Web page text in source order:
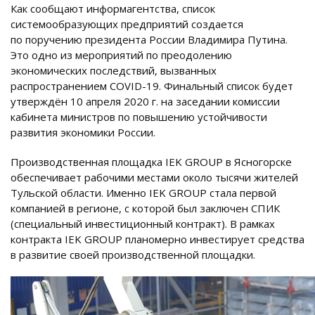
Как сообщают информагентства, список
системообразующих предприятий создается
по поручению президента России Владимира Путина.
Это одно из мероприятий по преодолению
экономических последствий, вызванных
распространением COVID-19. Финальный список будет
утверждён 10 апреля 2020 г. на заседании комиссии
кабинета министров по повышению устойчивости
развития экономики России.
Производственная площадка IEK GROUP в Ясногорске
обеспечивает рабочими местами около тысячи жителей
Тульской области. Именно IEK GROUP стала первой
компанией в регионе, с которой был заключен СПИК
(специальный инвестиционный контракт). В рамках
контракта IEK GROUP планомерно инвестирует средства
в развитие своей производственной площадки.